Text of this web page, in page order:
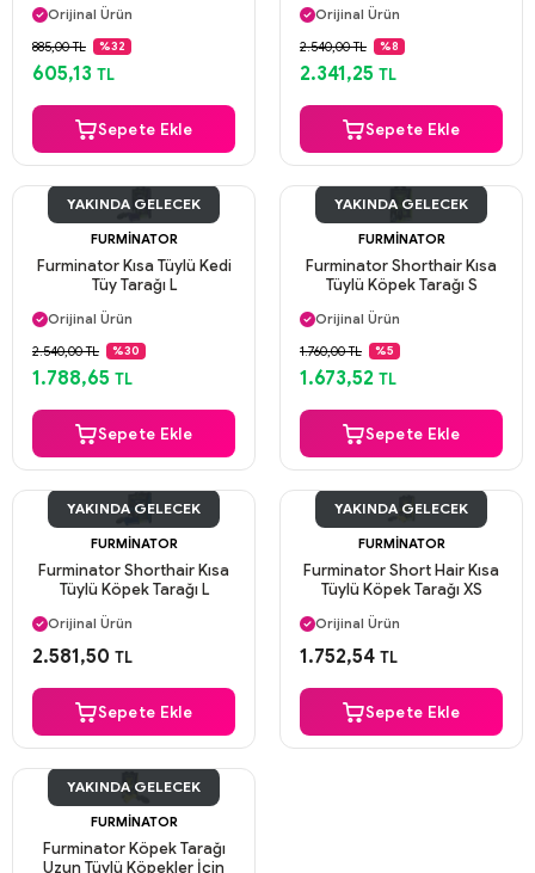
Orijinal Ürün
Güvenli Ödeme
Aynı Gün Kargo
885,00 TL %32
605,13 TL
Sepete Ekle
Orijinal Ürün
Güvenli Ödeme
Aynı Gün Kargo
2.540,00 TL %8
2.341,25 TL
Sepete Ekle
YAKINDA GELECEK
FURMINATOR
Furminator Kısa Tüylü Kedi
Tüy Tarağı L
Aynı Gün Kargo
Orijinal Ürün
Güvenli Ödeme
Aynı Gün Kargo
2.540,00 TL %30
1.788,65 TL
Sepete Ekle
YAKINDA GELECEK
FURMINATOR
Furminator Shorthair Kısa
Tüylü Köpek Tarağı S
Aynı Gün Kargo
Orijinal Ürün
Güvenli Ödeme
Aynı Gün Kargo
1.760,00 TL %5
1.673,52 TL
Sepete Ekle
YAKINDA GELECEK
FURMINATOR
Furminator Shorthair Kısa
Tüylü Köpek Tarağı L
Aynı Gün Kargo
Orijinal Ürün
Güvenli Ödeme
2.581,50 TL
Sepete Ekle
YAKINDA GELECEK
FURMINATOR
Furminator Short Hair Kısa
Tüylü Köpek Tarağı XS
Aynı Gün Kargo
Orijinal Ürün
Güvenli Ödeme
1.752,54 TL
Sepete Ekle
YAKINDA GELECEK
FURMINATOR
Furminator Köpek Tarağı
Uzun Tüylü Köpekler İçin